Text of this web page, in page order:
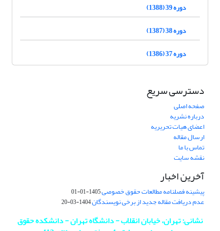
دوره 39 (1388)
دوره 38 (1387)
دوره 37 (1386)
دسترسی سریع
صفحه اصلی
درباره نشریه
اعضای هیات تحریریه
ارسال مقاله
تماس با ما
نقشه سایت
آخرین اخبار
پیشینه فصلنامه مطالعات حقوق خصوصی1405-01-01
عدم دریافت مقاله جدید از برخی نویسندگان1404-03-20
نشانی: تهران، خیابان انقلاب - دانشگاه تهران - دانشکده حقوق